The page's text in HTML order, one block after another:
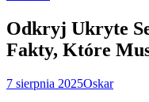
Odkryj Ukryte
Fakty, Które
7 sierpnia 2025Oskar